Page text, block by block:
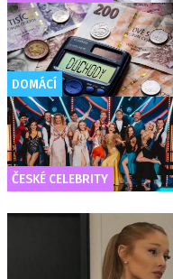
DOMÁCÍ
ČESKÉ CELEBRITY